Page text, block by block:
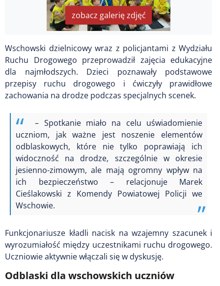
zobacz galerię zdjęć
Wschowski dzielnicowy wraz z policjantami z Wydziału
Ruchu Drogowego przeprowadził zajęcia edukacyjne
dla najmłodszych. Dzieci poznawały podstawowe
przepisy ruchu drogowego i ćwiczyły prawidłowe
zachowania na drodze podczas specjalnych scenek.
– Spotkanie miało na celu uświadomienie
uczniom, jak ważne jest noszenie elementów
odblaskowych, które nie tylko poprawiają ich
widoczność na drodze, szczególnie w okresie
jesienno-zimowym, ale mają ogromny wpływ na
ich bezpieczeństwo – relacjonuje Marek
Cieślakowski z Komendy Powiatowej Policji we
Wschowie.
Funkcjonariusze kładli nacisk na wzajemny szacunek i
wyrozumiałość między uczestnikami ruchu drogowego.
Uczniowie aktywnie włączali się w dyskusję.
Odblaski dla wschowskich uczniów